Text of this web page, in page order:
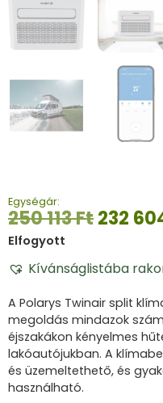
Egységár:
250 113Ft232
Elfogyott
Kívánságlistába
A Polarys Twinair split
megoldás mindazok
éjszakákon kényelmes
lakóautójukban. A
és üzemeltethető, és
használható.